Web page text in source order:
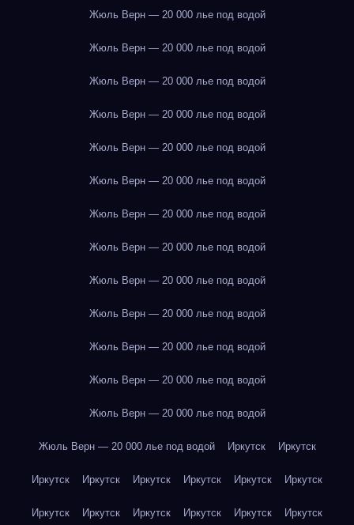
Жюль Верн — 20 000 лье под водой
Жюль Верн — 20 000 лье под водой
Жюль Верн — 20 000 лье под водой
Жюль Верн — 20 000 лье под водой
Жюль Верн — 20 000 лье под водой
Жюль Верн — 20 000 лье под водой
Жюль Верн — 20 000 лье под водой
Жюль Верн — 20 000 лье под водой
Жюль Верн — 20 000 лье под водой
Жюль Верн — 20 000 лье под водой
Жюль Верн — 20 000 лье под водой
Жюль Верн — 20 000 лье под водой
Жюль Верн — 20 000 лье под водой
Жюль Верн — 20 000 лье под водой Иркутск Иркутск
Иркутск Иркутск Иркутск Иркутск Иркутск Иркутск
Иркутск Иркутск Иркутск Иркутск Иркутск Иркутск